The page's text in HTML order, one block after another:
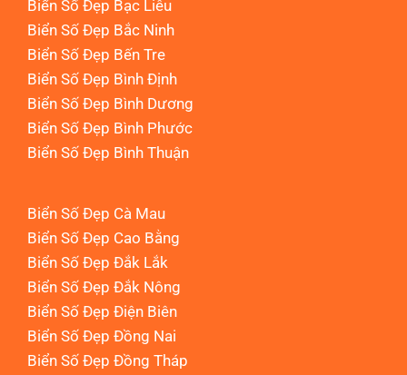
Biển Số Đẹp Bạc Liêu
Biển Số Đẹp Bắc Ninh
Biển Số Đẹp Bến Tre
Biển Số Đẹp Bình Định
Biển Số Đẹp Bình Dương
Biển Số Đẹp Bình Phước
Biển Số Đẹp Bình Thuận
Biển Số Đẹp Cà Mau
Biển Số Đẹp Cao Bằng
Biển Số Đẹp Đắk Lắk
Biển Số Đẹp Đắk Nông
Biển Số Đẹp Điện Biên
Biển Số Đẹp Đồng Nai
Biển Số Đẹp Đồng Tháp